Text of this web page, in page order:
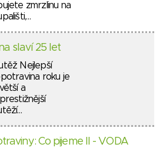
zmrzlinu na
slaví 25 let
Nejlepší
roku je
a
Co pijeme II - VODA